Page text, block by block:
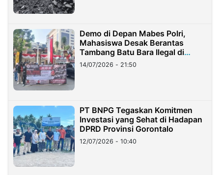
Demo di Depan Mabes Polri,
Mahasiswa Desak Berantas
Tambang Batu Bara Ilegal di
Lampung
14/07/2026 - 21:50
PT BNPG Tegaskan Komitmen
Investasi yang Sehat di Hadapan
DPRD Provinsi Gorontalo
12/07/2026 - 10:40